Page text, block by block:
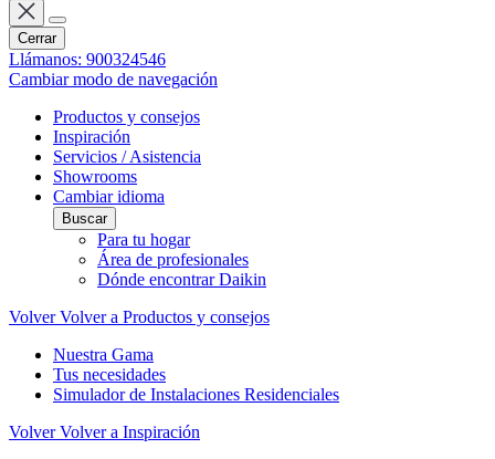
Cerrar
Llámanos: 900324546
Cambiar modo de navegación
Productos y consejos
Inspiración
Servicios / Asistencia
Showrooms
Cambiar idioma
Buscar
Para tu hogar
Área de profesionales
Dónde encontrar Daikin
Volver Volver a Productos y consejos
Nuestra Gama
Tus necesidades
Simulador de Instalaciones Residenciales
Volver Volver a Inspiración